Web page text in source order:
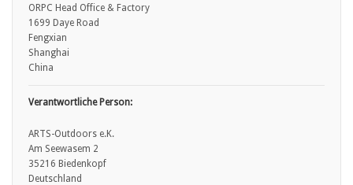
ORPC Head Office & Factory
1699 Daye Road
Fengxian
Shanghai
China
Verantwortliche Person:
ARTS-Outdoors e.K.
Am Seewasem 2
35216 Biedenkopf
Deutschland